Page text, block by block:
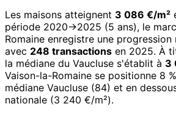
Les maisons atteignent 3 086 €/m²
période 2020→2025 (5 ans), le
Romaine enregistre une progression
avec 248 transactions en 2025. À
la médiane du Vaucluse s'établit à 3
Vaison-la-Romaine se positionne 8
médiane Vaucluse (84) et en
nationale (3 240 €/m²).